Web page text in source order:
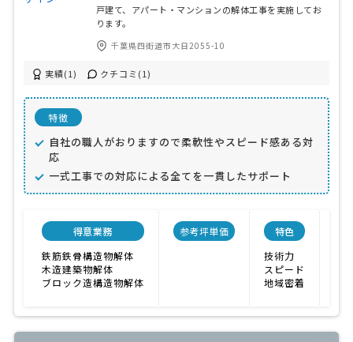
戸建て、アパート・マンションの解体工事を実施してお
ります。
千葉県四街道市大日2055-10
実績(1) クチコミ(1)
特徴
自社の職人がおりますので柔軟性やスピード感ある対
応
一式工事での対応による全てを一貫したサポート
得意業務
鉄筋鉄骨構造物解体
木造建築物解体
ブロック造構造物解体
参考坪単価
特色
技術力
スピード
地域密着